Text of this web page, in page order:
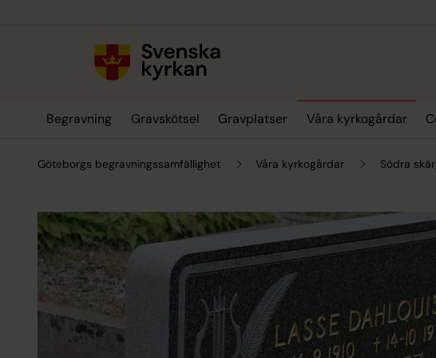
Begravning Gravskötsel Gravplatser Våra kyrkogårdar
Göteborgs begravningssamfällighet Våra kyrkogårdar Södra